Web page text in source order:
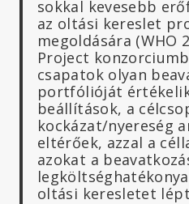
sokkal kevesebb
az oltási kereslet
megoldására (WHO
Project
csapatok olyan
portfólióját
beállítások, a
kockázat/nyereség
eltérőek, azzal a
azokat a
oltási keresletet